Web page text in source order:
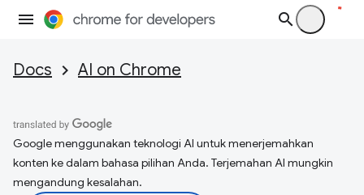
Docs AI on Chrome
Google menggunakan teknologi AI untuk menerjemahkan
konten ke dalam bahasa pilihan Anda. Terjemahan AI mungkin
mengandung kesalahan.